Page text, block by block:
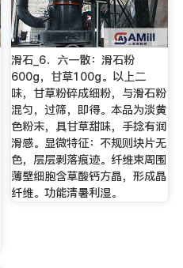
滑石_6．六一散：滑石粉
600g，甘草100g。以上二
味，甘草粉碎成细粉，与滑石粉
混匀，过筛，即得。本品为淡黄
色粉末，具甘草甜味，手捻有润
滑感。显微特征：不规则块片无
色，层层剥落痕迹。纤维束周围
薄壁细胞含草酸钙方晶，形成晶
纤维。功能清暑利湿。